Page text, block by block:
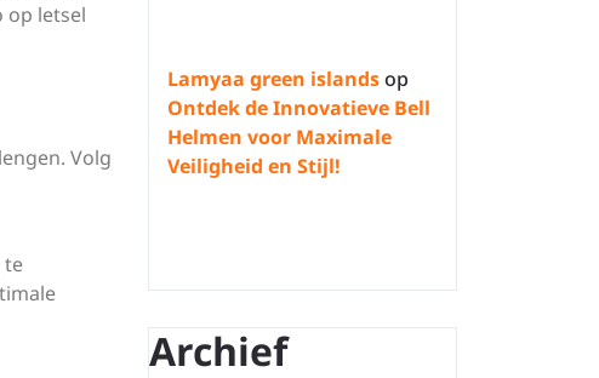
op letsel
Volg
te
Lamyaa green islandsop
Ontdek de Innovatieve Bell
Helmen voor Maximale
Veiligheid en Stijl!
Archief